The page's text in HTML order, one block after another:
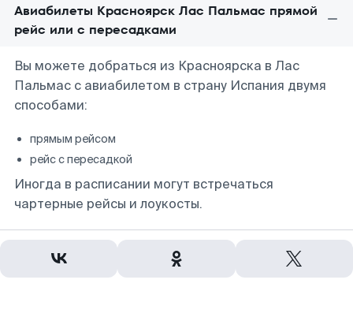
Авиабилеты Красноярск Лас Пальмас прямой
рейс или с пересадками
Вы можете добраться из Красноярска в Лас
Пальмас с авиабилетом в страну Испания двумя
способами:
прямым рейсом
рейс с пересадкой
Иногда в расписании могут встречаться
чартерные рейсы и лоукосты.